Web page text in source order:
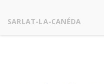
SARLAT-LA-CANÉDA